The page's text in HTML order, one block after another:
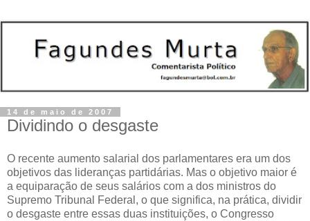
14 de maio de 2007
Dividindo o desgaste
O recente aumento salarial dos parlamentares era um dos
objetivos das lideranças partidárias. Mas o objetivo maior é
a equiparação de seus salários com a dos ministros do
Supremo Tribunal Federal, o que significa, na prática, dividir
o desgaste entre essas duas instituições, o Congresso